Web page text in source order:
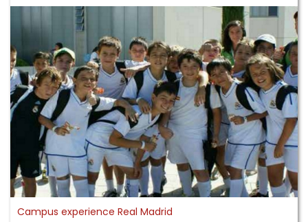
Campus experience Real Madrid